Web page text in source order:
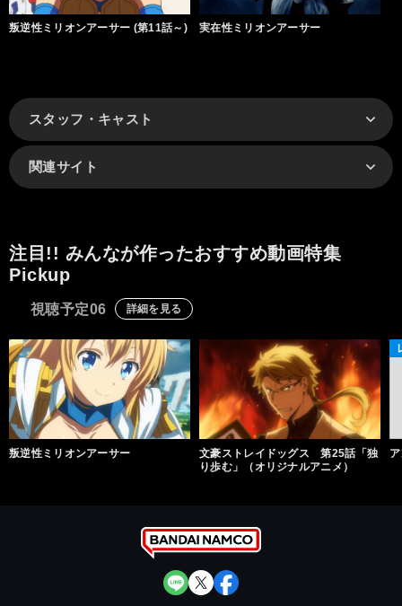
叛逆性ミリオンアーサー (第11話～) 実在性ミリオンアーサー
スタッフ・キャスト
関連サイト
注目!! みんなが作ったおすすめ動画特集
Pickup
視聴予定06 詳細を見る
叛逆性ミリオンアーサー
文豪ストレイドッグス 第25話「独
り歩む」（オリジナルアニメ）